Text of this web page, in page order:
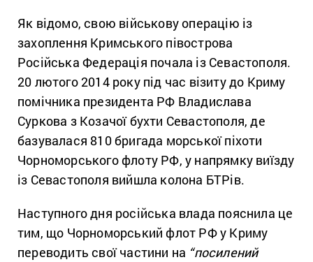
Як відомо, свою військову операцію із
захоплення Кримського півострова
Російська Федерація почала із Севастополя.
20 лютого 2014 року під час візиту до Криму
помічника президента РФ Владислава
Суркова з Козачої бухти Севастополя, де
базувалася 810 бригада морської піхоти
Чорноморського флоту РФ, у напрямку виїзду
із Севастополя вийшла колона БТРів.
Наступного дня російська влада пояснила це
тим, що Чорноморський флот РФ у Криму
переводить свої частини на “посилений